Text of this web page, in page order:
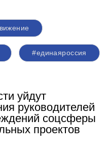
#единаяроссия
уйдут
руководителей
соцсферы
проектов